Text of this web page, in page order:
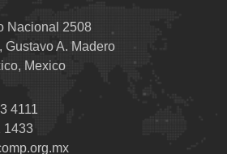
Nacional 2508
Gustavo A. Madero
Mexico
4111
1433